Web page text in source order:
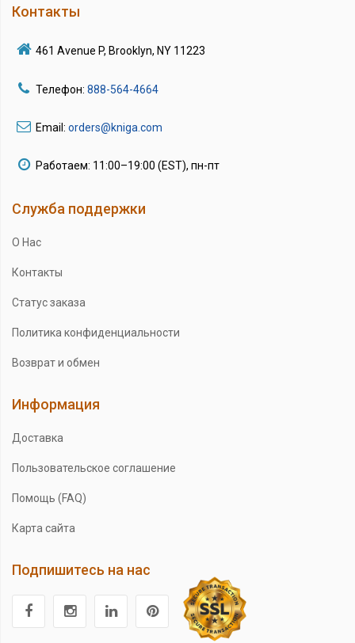
Контакты
461 Avenue P, Brooklyn, NY 11223
Телефон: 888-564-4664
Email: orders@kniga.com
Работаем: 11:00–19:00 (EST), пн-пт
Служба поддержки
О Нас
Контакты
Статус заказа
Политика конфиденциальности
Возврат и обмен
Информация
Доставка
Пользовательское соглашение
Помощь (FAQ)
Карта сайта
Подпишитесь на нас